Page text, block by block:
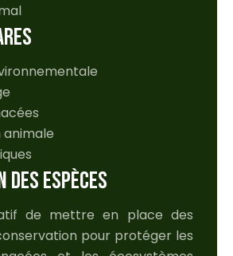
DES ESPÈCES
de mettre en place des
pour protéger les